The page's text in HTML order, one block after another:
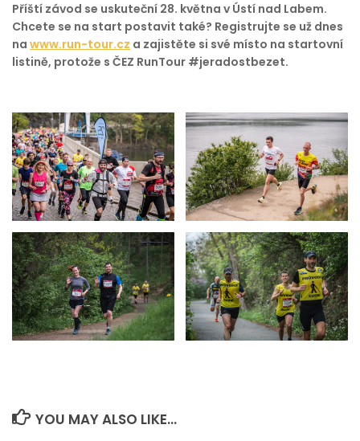
Příští závod se uskuteční 28. května v Ústí nad Labem.
Chcete se na start postavit také? Registrujte se už dnes
na www.run-tour.cz a zajistěte si své místo na startovní
listině, protože s ČEZ RunTour #jeradostbezet.
YOU MAY ALSO LIKE...